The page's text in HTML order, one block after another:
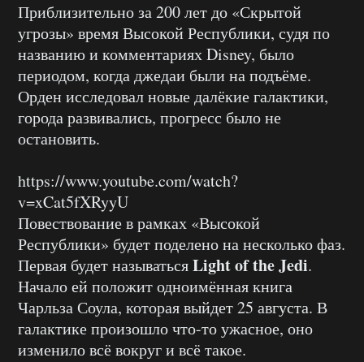
Приблизительно за 200 лет до «Скрытой
угрозы» время Высокой Республики, судя по
названию и комментариях Disney, было
периодом, когда джедаи были на подъёме.
Орден исследовал новые далёкие галактики,
города развивались, прогресс было не
остановить.
https://www.youtube.com/watch?
v=xCat5fXRyyU
Повествование в рамках «Высокой
Республики» будет поделено на несколько фаз.
Первая будет называтьсяLight of the Jedi.
Начало ей положит одноимённая книга
Чарльза Соула, которая выйдет 25 августа. В
галактике произошло что-то ужасное, оно
изменило всё вокруг и всё такое.